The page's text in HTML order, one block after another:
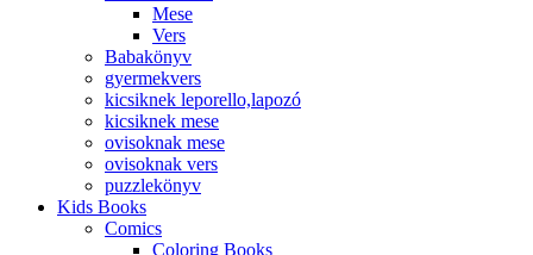
Mese
Vers
Babakönyv
gyermekvers
kicsiknek leporello,lapozó
kicsiknek mese
ovisoknak mese
ovisoknak vers
puzzlekönyv
Kids Books
Comics
Coloring Books